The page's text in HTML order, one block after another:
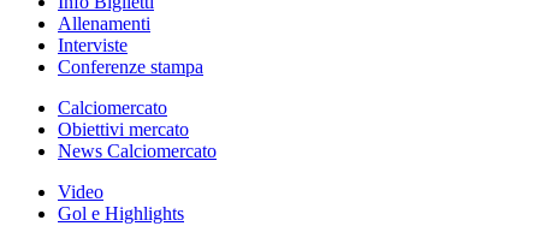
Allenamenti
Interviste
Conferenze stampa
Calciomercato
Obiettivi mercato
News Calciomercato
Video
Gol e Highlights